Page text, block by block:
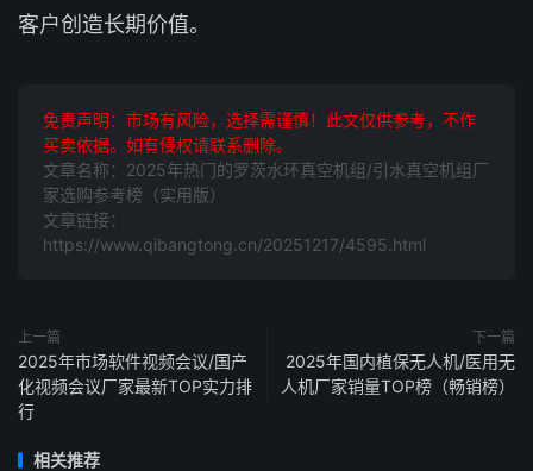
客户创造长期价值。
免责声明：市场有风险，选择需谨慎！此文仅供参考，不作
买卖依据。如有侵权请联系删除。
文章名称：2025年热门的罗茨水环真空机组/引水真空机组厂
家选购参考榜（实用版）
文章链接：
https://www.qibangtong.cn/20251217/4595.html
上一篇
2025年市场软件视频会议/国产
化视频会议厂家最新TOP实力排
行
下一篇
2025年国内植保无人机/医用无
人机厂家销量TOP榜（畅销榜）
相关推荐